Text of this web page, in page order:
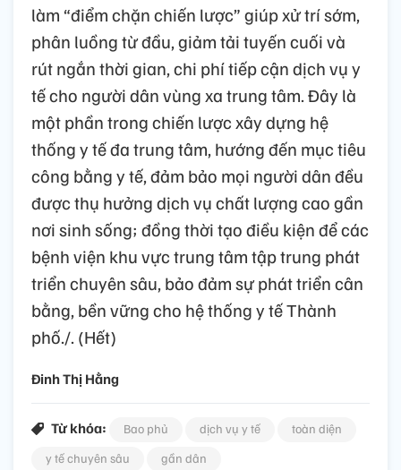
làm “điểm chặn chiến lược” giúp xử trí sớm,
phân luồng từ đầu, giảm tải tuyến cuối và
rút ngắn thời gian, chi phí tiếp cận dịch vụ y
tế cho người dân vùng xa trung tâm. Đây là
một phần trong chiến lược xây dựng hệ
thống y tế đa trung tâm, hướng đến mục tiêu
công bằng y tế, đảm bảo mọi người dân đều
được thụ hưởng dịch vụ chất lượng cao gần
nơi sinh sống; đồng thời tạo điều kiện để các
bệnh viện khu vực trung tâm tập trung phát
triển chuyên sâu, bảo đảm sự phát triển cân
bằng, bền vững cho hệ thống y tế Thành
phố./. (Hết)
Đinh Thị Hằng
Từ khóa: Bao phủ dịch vụ y tế
toàn diện
y tế chuyên sâu
gần dân